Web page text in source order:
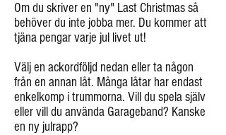
Om du skriver en "ny" Last Christmas så
behöver du inte jobba mer. Du kommer att
tjäna pengar varje jul livet ut!
Välj en ackordföljd nedan eller ta någon
från en annan låt. Många låtar har endast
enkelkomp i trummorna. Vill du spela själv
eller vill du använda Garageband? Kanske
en ny julrapp?